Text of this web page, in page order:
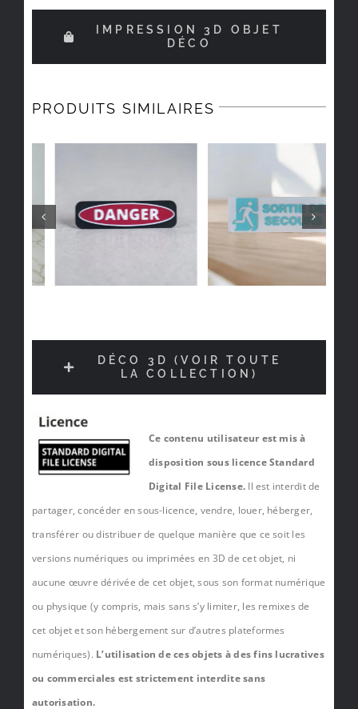
IMPRESSION 3D OBJET
DÉCO
PRODUITS SIMILAIRES
DÉCO 3D (VOIR TOUTE
LA COLLECTION)
Ce contenu utilisateur est mis à
disposition sous licence Standard
Digital File License. Il est interdit de
partager, concéder en sous-licence, vendre, louer, héberger,
transférer ou distribuer de quelque manière que ce soit les
versions numériques ou imprimées en 3D de cet objet, ni
aucune œuvre dérivée de cet objet, sous son format numérique
ou physique (y compris, mais sans s’y limiter, les remixes de
cet objet et son hébergement sur d’autres plateformes
numériques). L’utilisation de ces objets à des fins lucratives
ou commerciales est strictement interdite sans
autorisation.